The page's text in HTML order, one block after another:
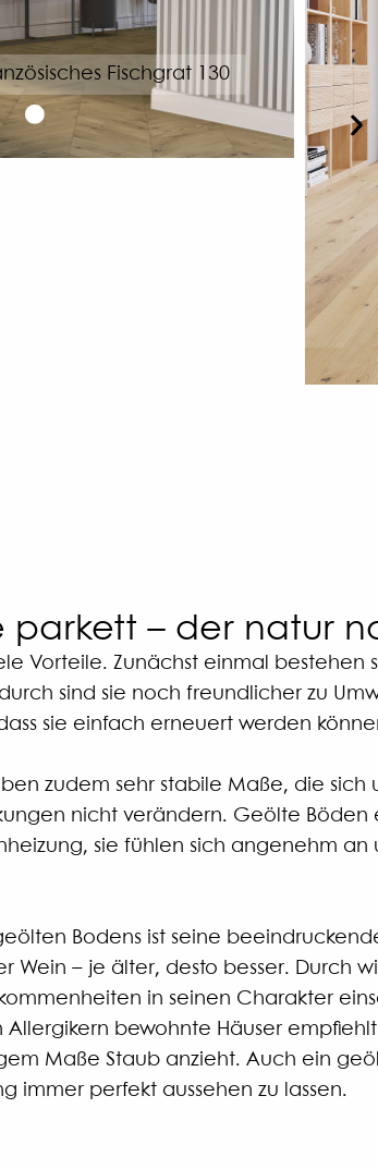
parkett – der natur
Vorteile. Zunächst einmal bestehen
sind sie noch freundlicher zu
sie einfach erneuert werden
zudem sehr stabile Maße, die sich
nicht verändern. Geölte Böden
sie fühlen sich angenehm an
Bodens ist seine
Wein – je älter, desto besser. Durch
in seinen Charakter
Allergikern bewohnte Häuser
Maße Staub anzieht. Auch ein
immer perfekt aussehen zu lassen.